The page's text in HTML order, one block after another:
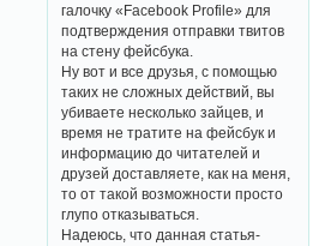
галочку «Facebook Profile» для
подтверждения отправки твитов
на стену фейсбука.
Ну вот и все друзья, с помощью
таких не сложных действий, вы
убиваете несколько зайцев, и
время не тратите на фейсбук и
информацию до читателей и
друзей доставляете, как на меня,
то от такой возможности просто
глупо отказываться.
Надеюсь, что данная статья-